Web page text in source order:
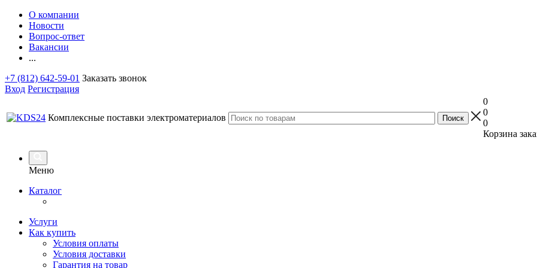
О компании
Новости
Вопрос-ответ
Вакансии
...
+7 (812) 642-59-01 Заказать звонок
Вход Регистрация
Комплексные поставки электроматериалов
0
0
0
Корзина
Меню
Каталог
Услуги
Как купить
Условия оплаты
Условия доставки
Гарантия на товар